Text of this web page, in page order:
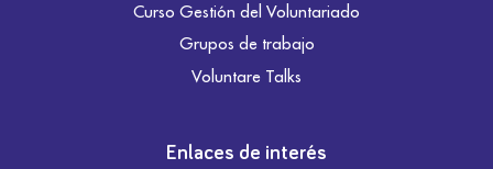
Curso Gestión del Voluntariado
Grupos de trabajo
Voluntare Talks
Enlaces de interés